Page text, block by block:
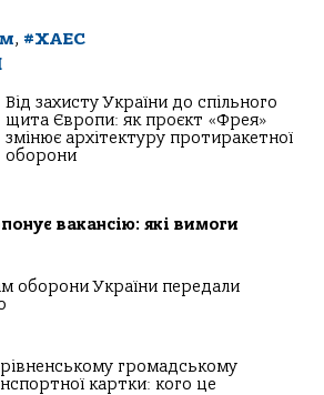
, #ХАЕС
Від захисту України до спільного
щита Європи: як проєкт «Фрея»
змінює архітектуру протиракетної
оборони
вакансію: які вимоги
оборони України передали
громадському
картки: кого це